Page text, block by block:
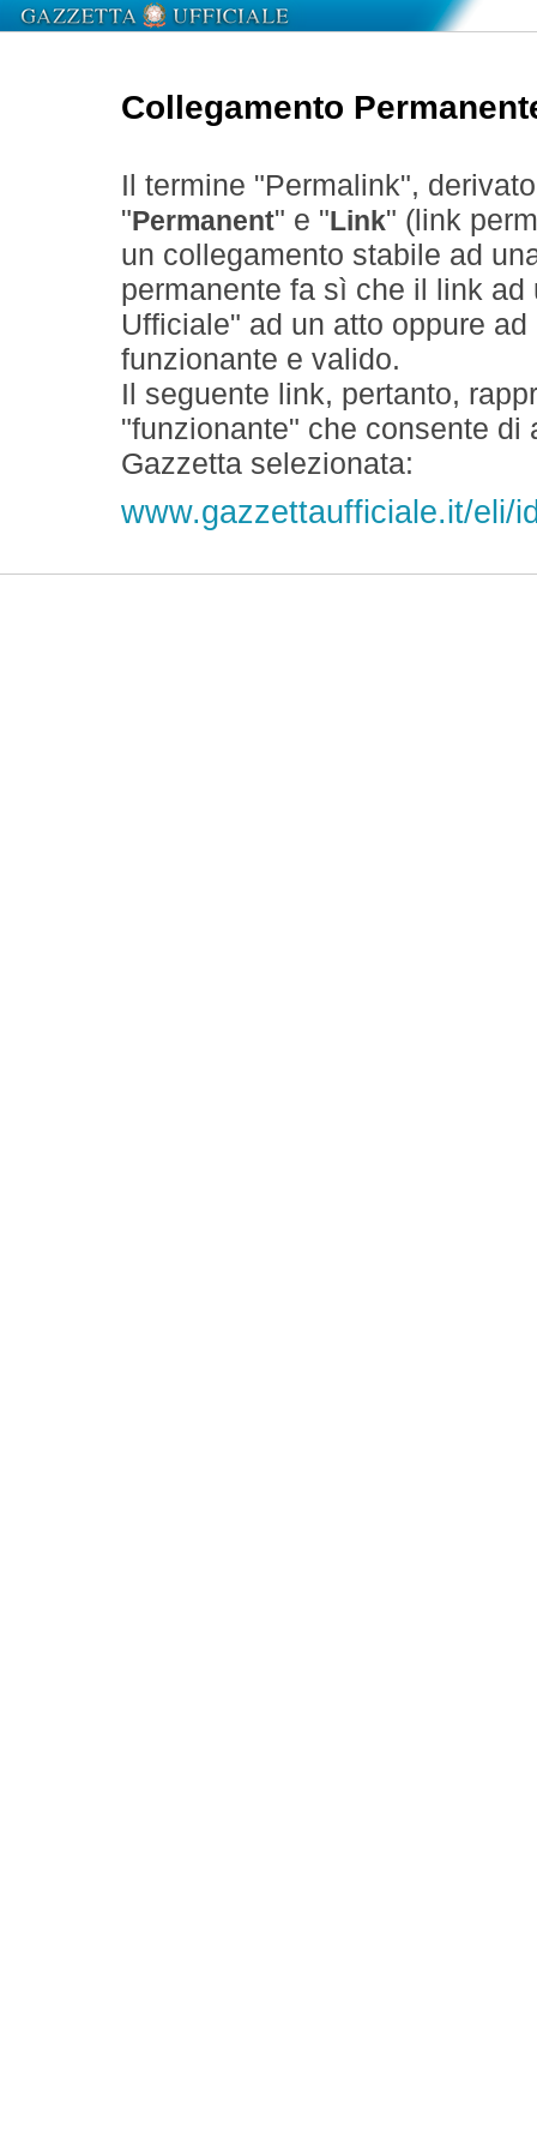
Collegamento
Il termine "Permalink",
" Permanent" e " Link" (link
un collegamento stabile ad
permanente fa sì che il link
Ufficiale" ad un atto oppure
funzionante e valido.
Il seguente link, pertanto,
"funzionante" che consente
Gazzetta selezionata:
www.gazzettaufficiale.it/eli/